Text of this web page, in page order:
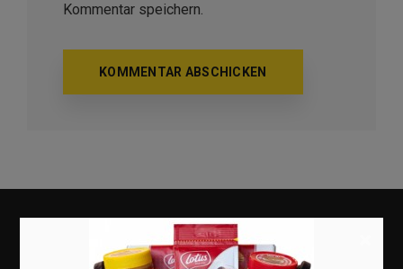
Kommentar speichern.